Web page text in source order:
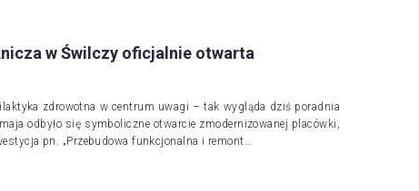
w Świlczy oficjalnie otwarta
zdrowotna w centrum uwagi – tak wygląda dziś poradnia
odbyło się symboliczne otwarcie zmodernizowanej placówki,
pn. „Przebudowa funkcjonalna i remont…